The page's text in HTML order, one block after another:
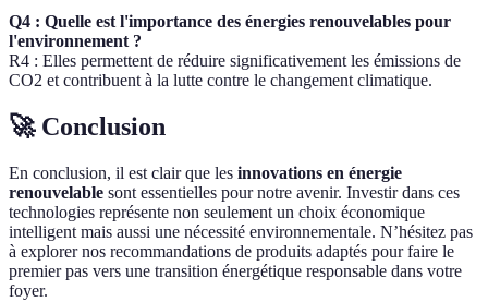
Q4 : Quelle est l'importance des énergies renouvelables pour
l'environnement ?
R4 : Elles permettent de réduire significativement les émissions de
CO2 et contribuent à la lutte contre le changement climatique.
🚀 Conclusion
En conclusion, il est clair que les innovations en énergie
renouvelable sont essentielles pour notre avenir. Investir dans ces
technologies représente non seulement un choix économique
intelligent mais aussi une nécessité environnementale. N’hésitez pas
à explorer nos recommandations de produits adaptés pour faire le
premier pas vers une transition énergétique responsable dans votre
foyer.